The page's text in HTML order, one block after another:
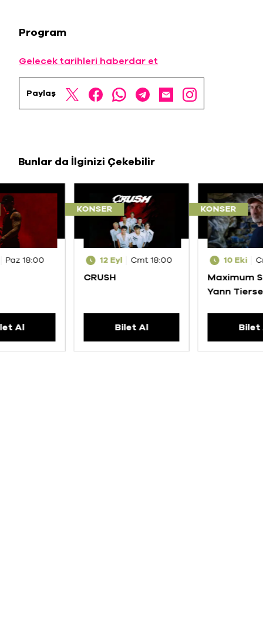
Program
Gelecek tarihleri haberdar et
Paylaş
Bunlar da İlginizi Çekebilir
Paz 18:00
Al
KONSER
12 Eyl Cmt 18:00
CRUSH
Bilet Al
KONSER
10 Eki
Maximum
Yann
Bilet